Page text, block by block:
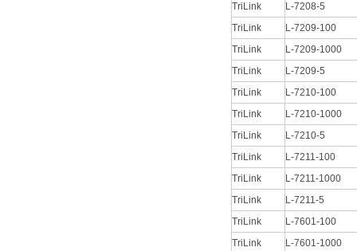
TriLink
L-7208-5
TriLink
L-7209-100
TriLink
L-7209-1000
TriLink
L-7209-5
TriLink
L-7210-100
TriLink
L-7210-1000
TriLink
L-7210-5
TriLink
L-7211-100
TriLink
L-7211-1000
TriLink
L-7211-5
TriLink
L-7601-100
TriLink
L-7601-1000